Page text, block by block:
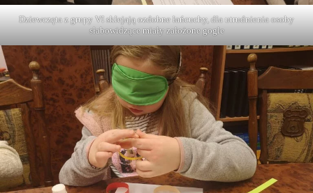
Dziewczęta z grupy VI sklejają ozdobne łańcuchy, dla utrudnienia osoby
słabowidzące miały założone gogle